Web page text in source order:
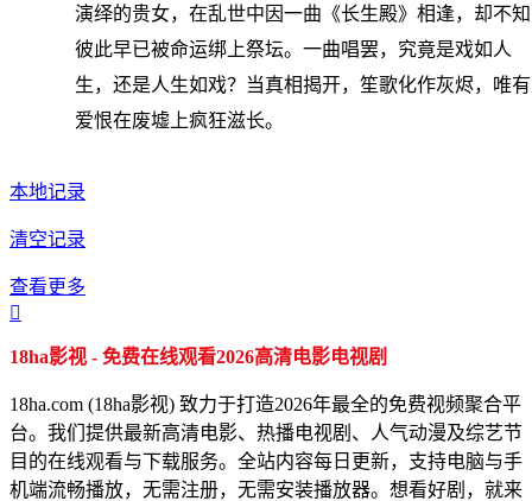
演绎的贵女，在乱世中因一曲《长生殿》相逢，却不知
彼此早已被命运绑上祭坛。一曲唱罢，究竟是戏如人
生，还是人生如戏？当真相揭开，笙歌化作灰烬，唯有
爱恨在废墟上疯狂滋长。
本地记录
清空记录
查看更多

18ha影视 - 免费在线观看2026高清电影电视剧
18ha.com (18ha影视) 致力于打造2026年最全的免费视频聚合平
台。我们提供最新高清电影、热播电视剧、人气动漫及综艺节
目的在线观看与下载服务。全站内容每日更新，支持电脑与手
机端流畅播放，无需注册，无需安装播放器。想看好剧，就来